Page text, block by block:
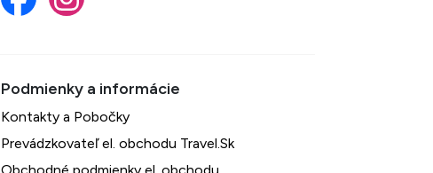
Kontakty a Pobočky
Prevádzkovateľ el. obchodu Travel.Sk